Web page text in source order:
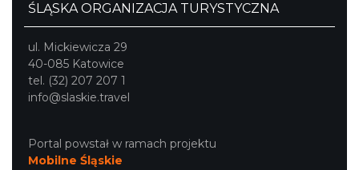
ŚLĄSKA ORGANIZACJA TURYSTYCZNA
ul. Mickiewicza 29
40-085 Katowice
tel. (32) 207 207 1
info@slaskie.travel
Portal powstał w ramach projektu
Mobilne Śląskie